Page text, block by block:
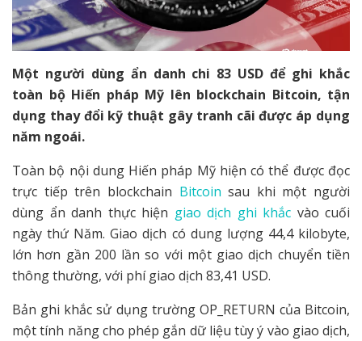
Một người dùng ẩn danh chi 83 USD để ghi khắc
toàn bộ Hiến pháp Mỹ lên blockchain Bitcoin, tận
dụng thay đổi kỹ thuật gây tranh cãi được áp dụng
năm ngoái.
Toàn bộ nội dung Hiến pháp Mỹ hiện có thể được đọc
trực tiếp trên blockchain Bitcoin sau khi một người
dùng ẩn danh thực hiện giao dịch ghi khắc vào cuối
ngày thứ Năm. Giao dịch có dung lượng 44,4 kilobyte,
lớn hơn gần 200 lần so với một giao dịch chuyển tiền
thông thường, với phí giao dịch 83,41 USD.
Bản ghi khắc sử dụng trường OP_RETURN của Bitcoin,
một tính năng cho phép gắn dữ liệu tùy ý vào giao dịch,